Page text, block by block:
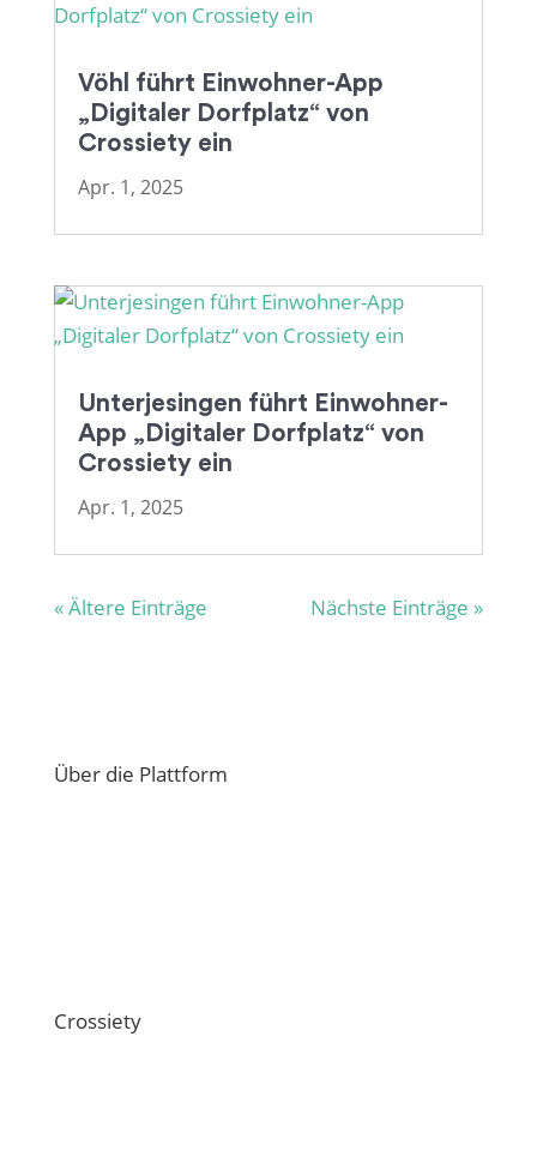
Vöhl führt Einwohner-App
„Digitaler Dorfplatz“ von
Crossiety ein
Apr. 1, 2025
Unterjesingen führt Einwohner-
App „Digitaler Dorfplatz“ von
Crossiety ein
Apr. 1, 2025
« Ältere Einträge Nächste Einträge »
Über die Plattform
Crossiety